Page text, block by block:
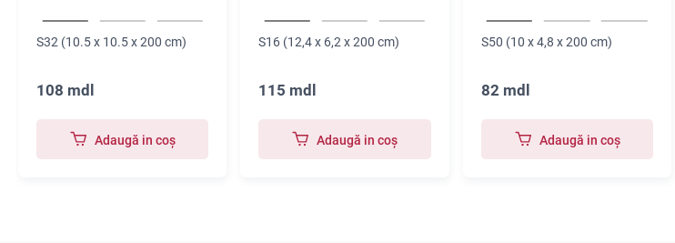
S32 (10.5 x 10.5 x 200 cm)
108 mdl
Adaugă in coş
S16 (12,4 x 6,2 x 200 cm)
115 mdl
Adaugă in coş
S50 (10 x 4,8 x 200 cm)
82 mdl
Adaugă in coş